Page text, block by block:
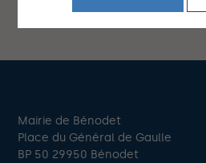
Mairie de Bénodet
Place du Général de Gaulle
BP 50 29950 Bénodet